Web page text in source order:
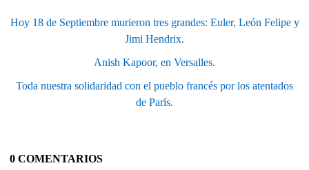
Hoy 18 de Septiembre murieron tres grandes: Euler, León Felipe y
Jimi Hendrix.
Anish Kapoor, en Versalles.
Toda nuestra solidaridad con el pueblo francés por los atentados
de París.
0 COMENTARIOS